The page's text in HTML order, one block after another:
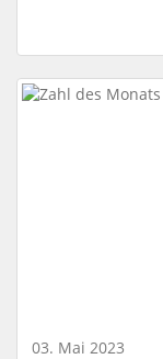
03. Mai 2023